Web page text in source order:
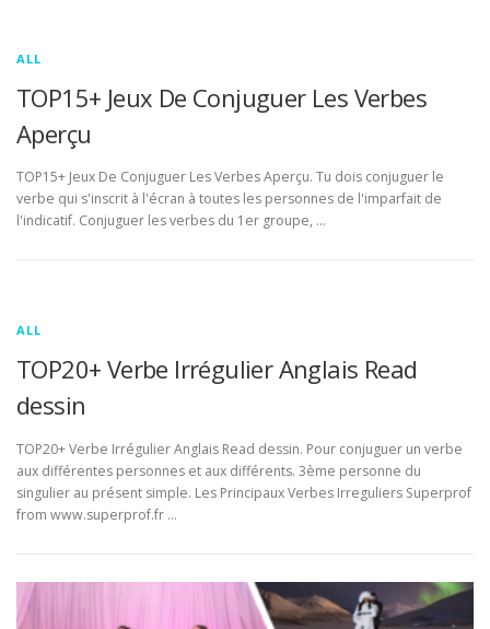
ALL
TOP15+ Jeux De Conjuguer Les Verbes
Aperçu
TOP15+ Jeux De Conjuguer Les Verbes Aperçu. Tu dois conjuguer le
verbe qui s'inscrit à l'écran à toutes les personnes de l'imparfait de
l'indicatif. Conjuguer les verbes du 1er groupe, …
ALL
TOP20+ Verbe Irrégulier Anglais Read
dessin
TOP20+ Verbe Irrégulier Anglais Read dessin. Pour conjuguer un verbe
aux différentes personnes et aux différents. 3ème personne du
singulier au présent simple. Les Principaux Verbes Irreguliers Superprof
from www.superprof.fr …